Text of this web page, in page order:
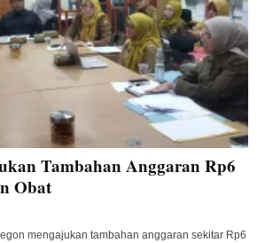
Tambahan Anggaran Rp6
Obat
mengajukan tambahan anggaran sekitar Rp6